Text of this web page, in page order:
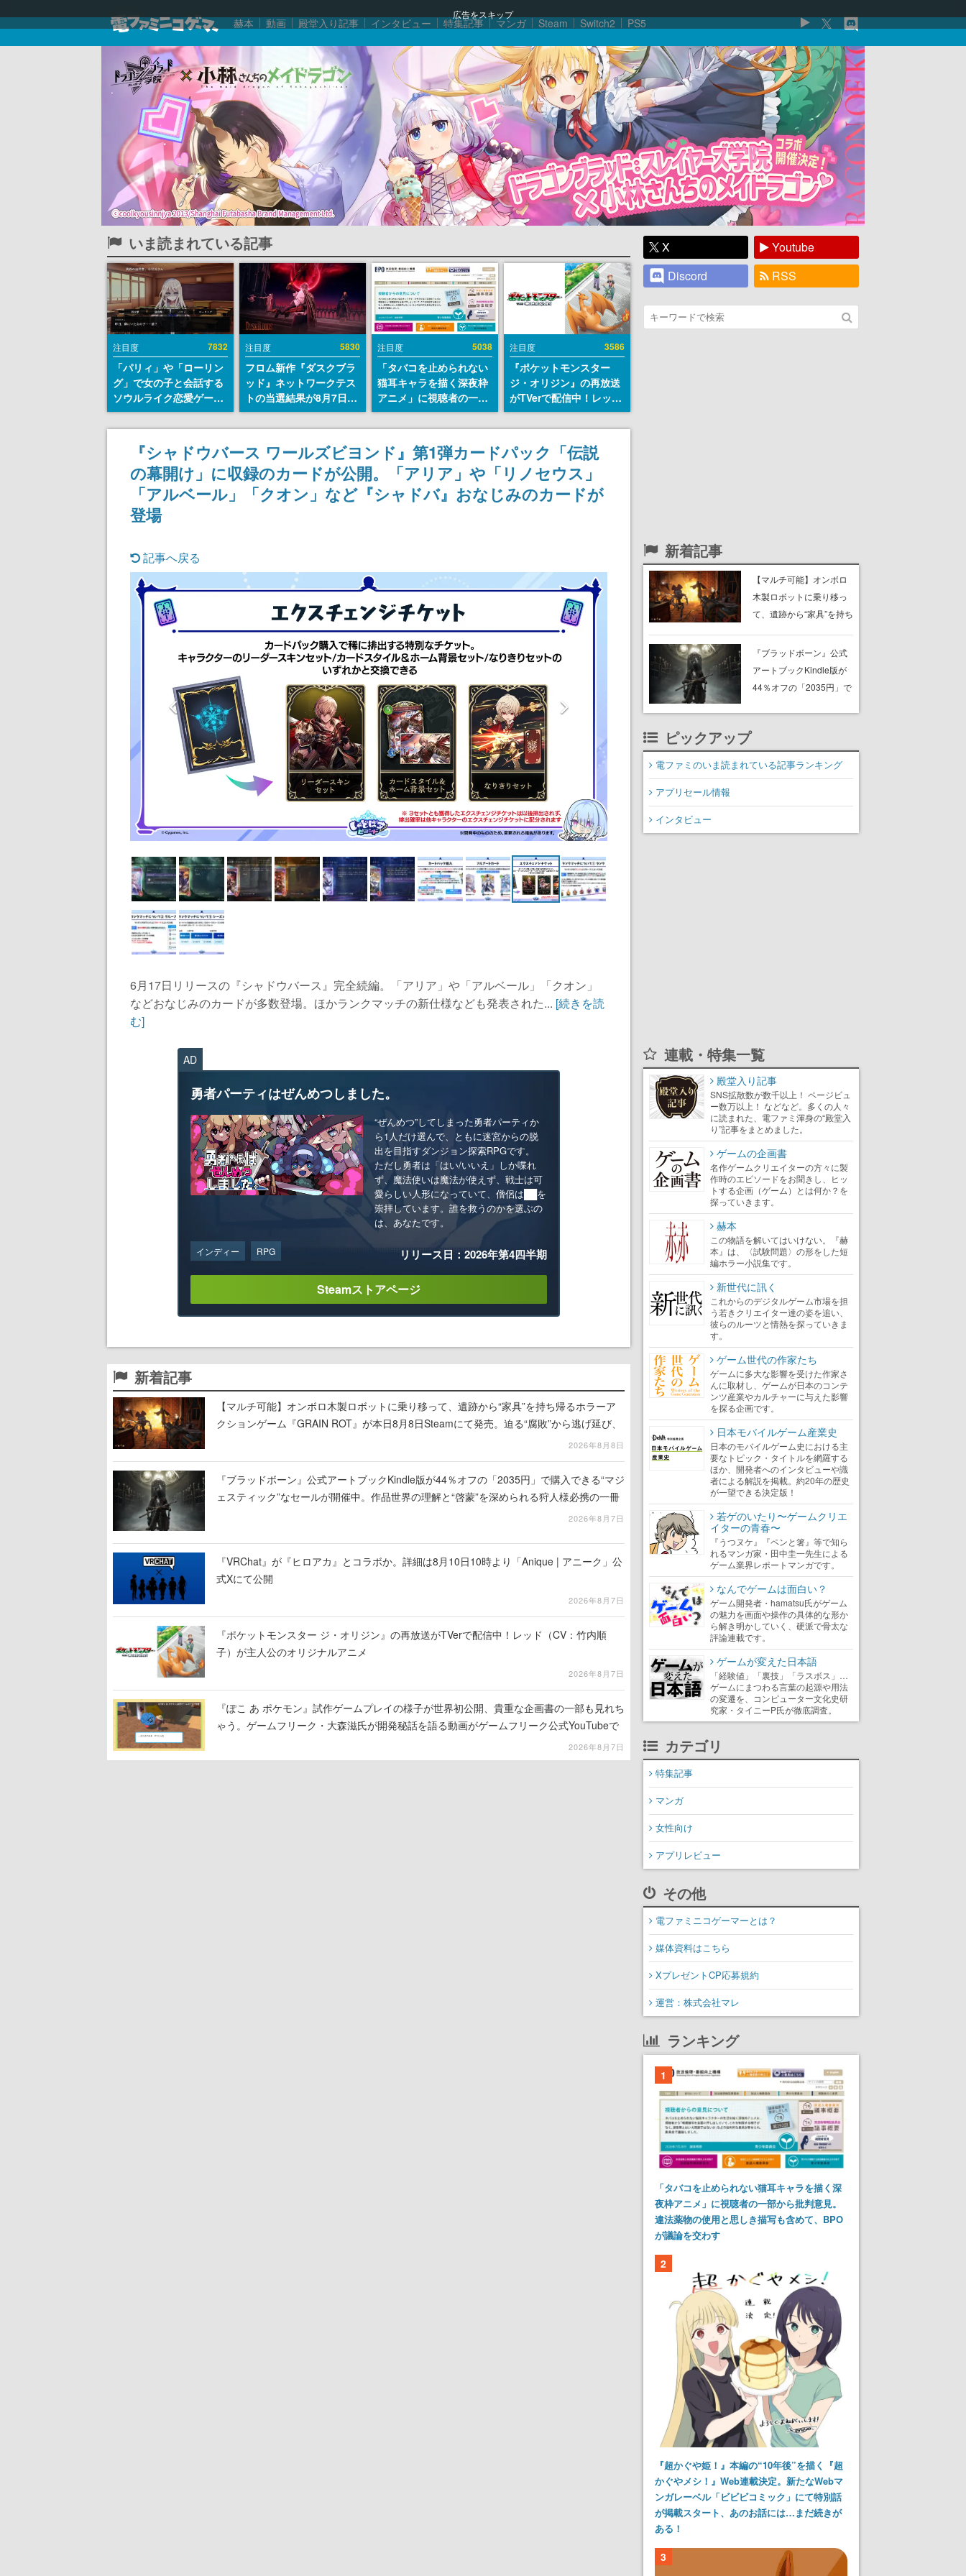
広告をスキップ
赫本 動画 殿堂入り記事 インタビュー 特集記事 マンガ Steam Switch2 PS5
いま読まれている記事
注目度 7832
「パリィ」や「ローリン
グ」で女の子と会話する
ソウルライク恋愛ゲーム
『小早川さんはソウルラ
イク』無料公開。返事に
失敗すると「YOU
DIED」
注目度 5830
フロム新作『ダスクブラ
ッド』ネットワークテス
トの当選結果が8月7日22
時に発表。応募サイトの
マイページから確認可
能、テスト実施は8月21
日～24日
注目度 5038
「タバコを止められない
猫耳キャラを描く深夜枠
アニメ」に視聴者の一部
から批判意見。違法薬物
の使用と思しき描写も含
めて、BPOが議論を交わ
す
注目度 3586
『ポケットモンスター
ジ・オリジン』の再放送
がTVerで配信中！レッド
（CV：竹内順子）が主人
公のオリジナルアニメ
『シャドウバース ワールズビヨンド』第1弾カードパック「伝説
の幕開け」に収録のカードが公開。「アリア」や「リノセウス」
「アルベール」「クオン」など『シャドバ』おなじみのカードが
登場
記事へ戻る
9 / 12
6月17日リリースの『シャドウバース』完全続編。「アリア」や「アルベール」「クオン」
などおなじみのカードが多数登場。ほかランクマッチの新仕様なども発表された... [続きを読
む]
AD
勇者パーティはぜんめつしました。
“ぜんめつ”してしまった勇者パーティか
ら1人だけ選んで、ともに迷宮からの脱
出を目指すダンジョン探索RPGです。
ただし勇者は「はい/いいえ」しか喋れ
ず、魔法使いは魔法が使えず、戦士は可
愛らしい人形になっていて、僧侶は██を
崇拝しています。誰を救うのかを選ぶの
は、あなたです。
インディー RPG リリース日：2026年第4四半期
Steamストアページ
新着記事
【マルチ可能】オンボロ木製ロボットに乗り移って、遺跡から“家具”を持ち帰るホラーア
クションゲーム『GRAIN ROT』が本日8月8日Steamにて発売。迫る“腐敗”から逃げ延び、
2026年8月8日
『ブラッドボーン』公式アートブックKindle版が44％オフの「2035円」で購入できる“マジ
ェスティック”なセールが開催中。作品世界の理解と“啓蒙”を深められる狩人様必携の一冊
2026年8月7日
『VRChat』が『ヒロアカ』とコラボか。詳細は8月10日10時より「Anique | アニーク」公
式Xにて公開
2026年8月7日
『ポケットモンスター ジ・オリジン』の再放送がTVerで配信中！レッド（CV：竹内順
子）が主人公のオリジナルアニメ
2026年8月7日
『ぽこ あ ポケモン』試作ゲームプレイの様子が世界初公開、貴重な企画書の一部も見れち
ゃう。ゲームフリーク・大森滋氏が開発秘話を語る動画がゲームフリーク公式YouTubeで
2026年8月7日
X
Youtube
Discord
RSS
新着記事
【マルチ可能】オンボロ
木製ロボットに乗り移っ
て、遺跡から“家具”を持ち
ーム『GRAIN ROT』が本
日8月8日Steamにて発
売。迫る“腐敗”から逃げ延
地を再建
『ブラッドボーン』公式
アートブックKindle版が
44％オフの「2035円」で
深められる狩人様必携の
一冊
ピックアップ
電ファミのいま読まれている記事ランキング
アプリセール情報
インタビュー
連載・特集一覧
殿堂入り記事
SNS拡散数が数千以上！ ページビュ
ー数万以上！ などなど。多くの人々
に読まれた、電ファミ渾身の“殿堂入
り”記事をまとめました。
ゲームの企画書
名作ゲームクリエイターの方々に製
作時のエピソードをお聞きし、ヒッ
トする企画（ゲーム）とは何か？を
探っていきます。
赫本
この物語を解いてはいけない。『赫
本』は、〈試験問題〉の形をした短
編ホラー小説集です。
新世代に訊く
これからのデジタルゲーム市場を担
う若きクリエイター達の姿を追い、
彼らのルーツと情熱を探っていきま
す。
ゲーム世代の作家たち
ゲームに多大な影響を受けた作家さ
んに取材し、ゲームが日本のコンテ
ンツ産業やカルチャーに与えた影響
を探る企画です。
日本モバイルゲーム産業史
日本のモバイルゲーム史における主
要なトピック・タイトルを網羅する
ほか、開発者へのインタビューや識
者による解説を掲載。約20年の歴史
が一望できる決定版！
若ゲのいたり〜ゲームクリエ
イターの青春〜
『うつヌケ』『ペンと箸』等で知ら
れるマンガ家・田中圭一先生による
ゲーム業界レポートマンガです。
なんでゲームは面白い？
ゲーム開発者・hamatsu氏がゲーム
の魅力を画面や操作の具体的な形か
ら解き明かしていく、硬派で骨太な
評論連載です。
ゲームが変えた日本語
「経験値」「裏技」「ラスボス」…
ゲームにまつわる言葉の起源や用法
の変遷を、コンピューター文化史研
究家・タイニーP氏が徹底調査。
カテゴリ
特集記事
マンガ
女性向け
アプリレビュー
その他
電ファミニコゲーマーとは？
媒体資料はこちら
XプレゼントCP応募規約
運営：株式会社マレ
ランキング
1
「タバコを止められない猫耳キャラを描く深
夜枠アニメ」に視聴者の一部から批判意見。
違法薬物の使用と思しき描写も含めて、BPO
が議論を交わす
2
『超かぐや姫！』本編の“10年後”を描く『超
かぐやメシ！』Web連載決定。新たなWebマ
ンガレーベル「ビビビコミック」にて特別話
が掲載スタート、あのお話には…まだ続きが
ある！
3